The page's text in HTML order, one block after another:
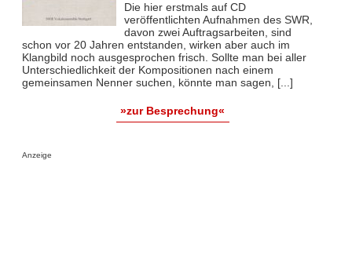
Die hier erstmals auf CD
veröffentlichten Aufnahmen des SWR,
davon zwei Auftragsarbeiten, sind
schon vor 20 Jahren entstanden, wirken aber auch im
Klangbild noch ausgesprochen frisch. Sollte man bei aller
Unterschiedlichkeit der Kompositionen nach einem
gemeinsamen Nenner suchen, könnte man sagen, [...]
»zur Besprechung«
Anzeige